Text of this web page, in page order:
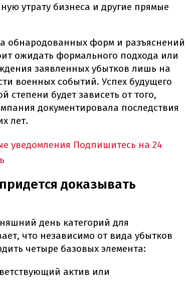
утрату бизнеса и другие прямые
обнародованных форм и разъяснений
ожидать формального подхода или
заявленных убытков лишь на
военных событий. Успех будущего
степени будет зависеть от того,
документировала последствия
лет.
уведомления Подпишитесь на 24
доказывать
день категорий для
что независимо от вида убытков
четыре базовых элемента:
актив или